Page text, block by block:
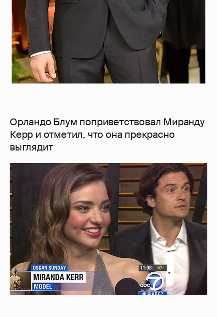
Орландо Блум поприветствовал Миранду
Керр и отметил, что она прекрасно
выглядит